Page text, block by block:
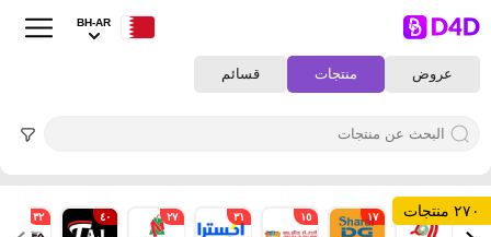
عروض منتجات قسائم
BH-AR
٢٧٠ منتجات ١٢ ١٧ ١٥ ٣١ ٢٧ ٤٠ ٣٢